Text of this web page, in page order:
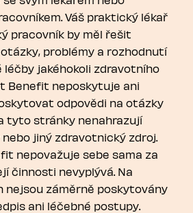
Váš praktický lékař
pracovník by měl řešit
problémy a rozhodnutí
léčby jakéhokoli zdravotního
Benefit neposkytuje ani
odpovědi na otázky
tyto stránky nenahrazují
jiný zdravotnický zdroj.
nepovažuje sebe sama za
činnosti nevyplývá. Na
záměrně poskytovány
ani léčebné postupy.